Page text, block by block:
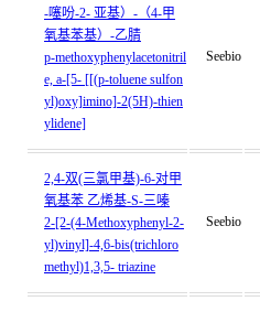
-噻吩-2- 亚基）-（4-甲
氧基苯基）-乙腈
p-methoxyphenylacetonitril
e, a-[5- [[(p-toluene sulfon
yl)oxy]imino]-2(5H)-thien
ylidene]
Seebio
2,4-双(三氯甲基)-6-对甲
氧基苯 乙烯基-S-三嗪
2-[2-(4-Methoxyphenyl-2-
yl)vinyl]-4,6-bis(trichloro
methyl)1,3,5- triazine
Seebio